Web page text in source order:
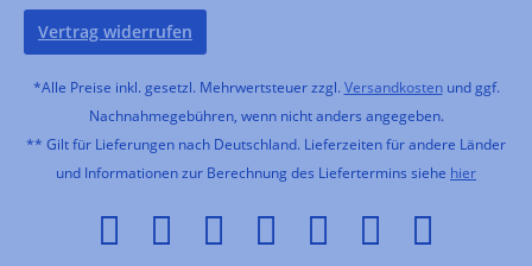
Vertrag widerrufen
*Alle Preise inkl. gesetzl. Mehrwertsteuer zzgl. Versandkostenund ggf.
Nachnahmegebühren, wenn nicht anders angegeben.
** Gilt für Lieferungen nach Deutschland. Lieferzeiten für andere Länder
und Informationen zur Berechnung des Liefertermins siehe hier